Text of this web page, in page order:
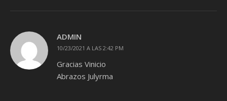
ADMIN
10/23/2021 A LAS 2:42 PM
Gracias Vinicio
Abrazos Julyrma